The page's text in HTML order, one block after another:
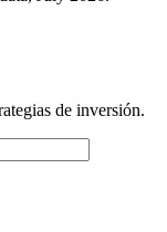
de inversión.